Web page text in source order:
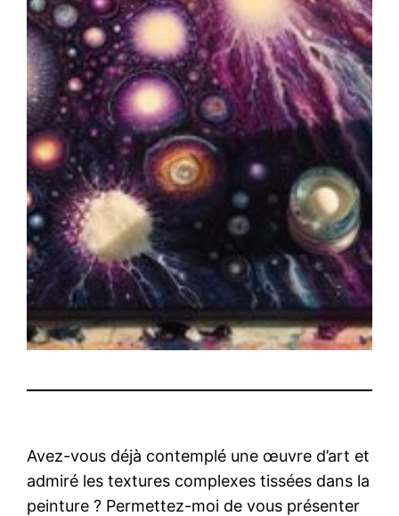
Avez-vous déjà contemplé une œuvre d’art et
admiré les textures complexes tissées dans la
peinture ? Permettez-moi de vous présenter